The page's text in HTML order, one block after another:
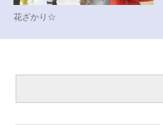
花ざかり☆